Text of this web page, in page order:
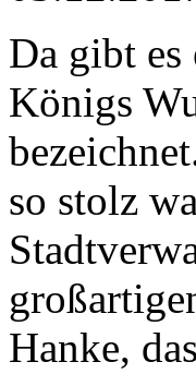
Da gibt
Königs
so stolz
Hanke,